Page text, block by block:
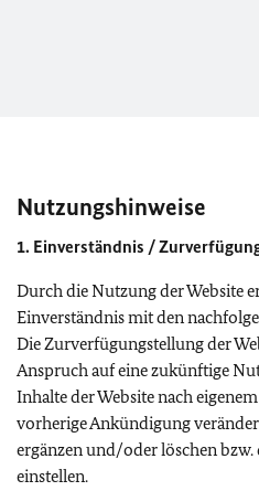
Nutzungshinweise
1. Einverständnis /
Durch die Nutzung der Website
Einverständnis mit den
Die Zurverfügungstellung der
Anspruch auf eine zukünftige
Inhalte der Website nach
vorherige Ankündigung
ergänzen und/oder löschen bzw.
einstellen.